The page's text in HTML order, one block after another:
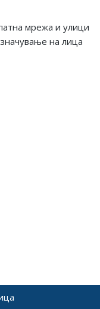
мрежа и улици
на лица